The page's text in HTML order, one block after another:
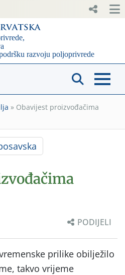
» Obavijest proizvođačima
PODIJELI
prilike obilježilo
takvo vrijeme